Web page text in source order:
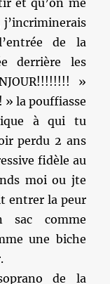
et qu’on me
j’incriminerais
de la
derrière les
»
» la pouffiasse
à qui tu
perdu 2 ans
fidèle au
moi ou jte
entrer la peur
sac comme
une biche
de la